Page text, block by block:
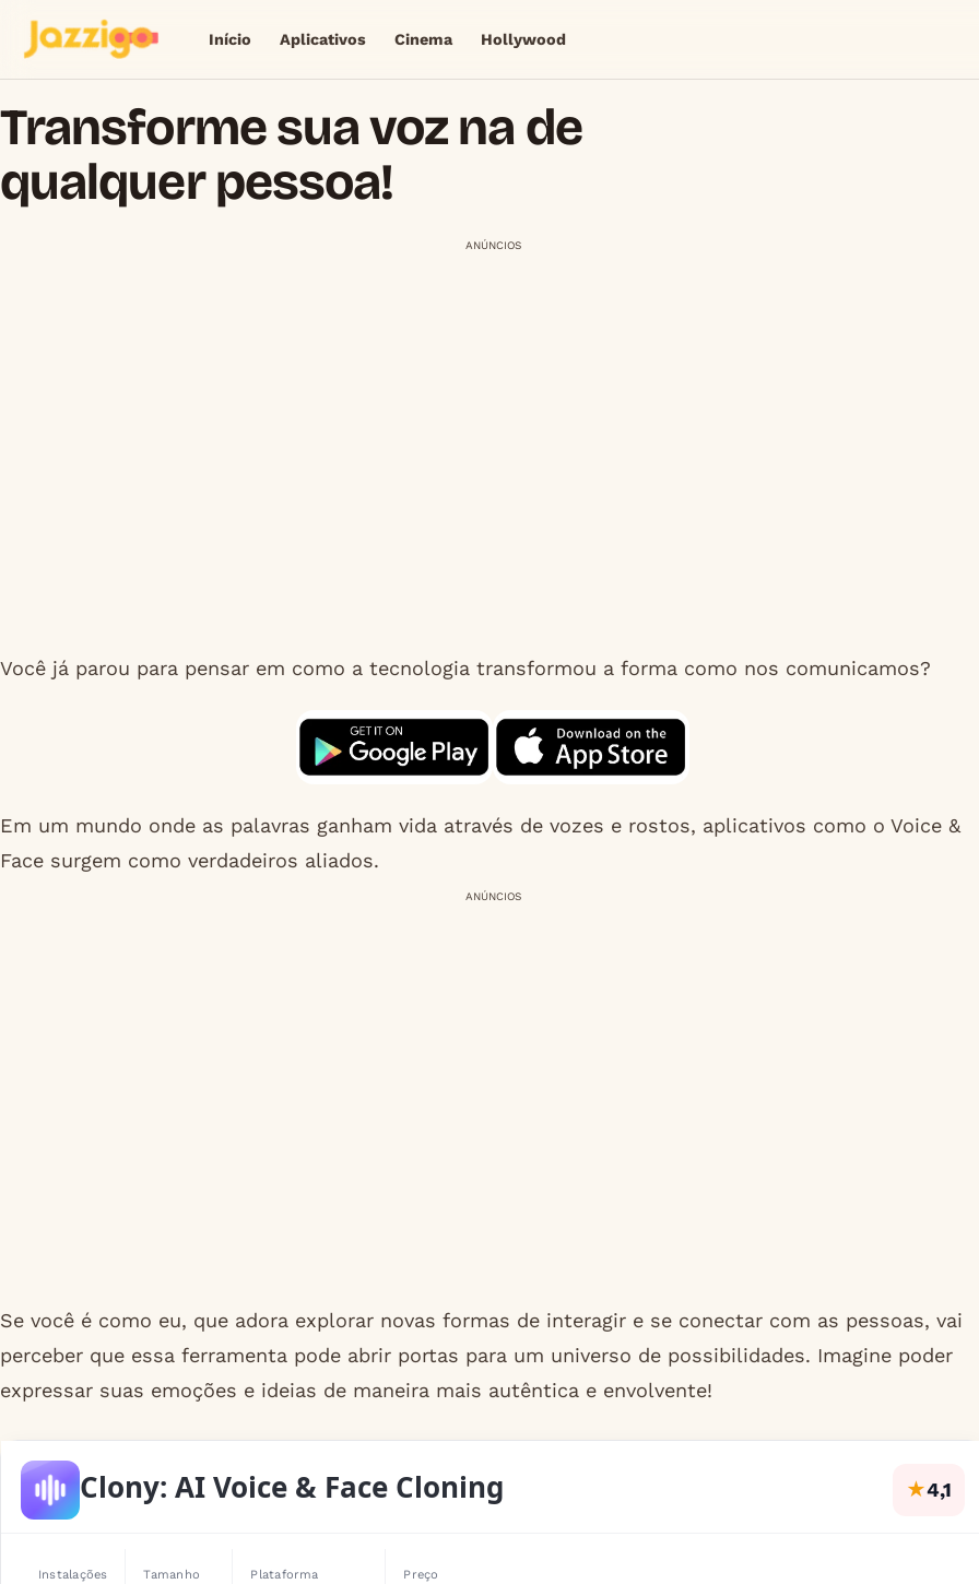
Início Aplicativos Cinema Hollywood
Transforme sua voz na de
qualquer pessoa!
ANÚNCIOS
Você já parou para pensar em como a tecnologia transformou a forma como nos comunicamos?
Em um mundo onde as palavras ganham vida através de vozes e rostos, aplicativos como o Voice &
Face surgem como verdadeiros aliados.
ANÚNCIOS
Se você é como eu, que adora explorar novas formas de interagir e se conectar com as pessoas, vai
perceber que essa ferramenta pode abrir portas para um universo de possibilidades. Imagine poder
expressar suas emoções e ideias de maneira mais autêntica e envolvente!
Clony: AI Voice & Face Cloning ★4,1
Instalações Tamanho Plataforma Preço